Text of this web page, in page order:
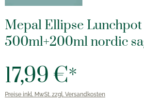
Mepal Ellipse Lunchpot
500ml+200ml nordic
17,99 €*
Preise inkl. MwSt. zzgl. Versandkosten